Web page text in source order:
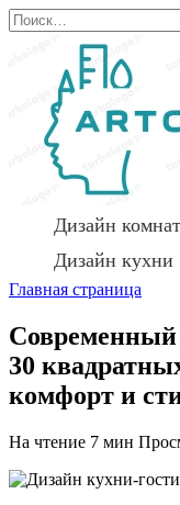
Перейти
к
содержанию
Search
for:
Дизайн
Дизайн кухни
Главная страница
Современный
30
комфорт и
На чтение 7 мин